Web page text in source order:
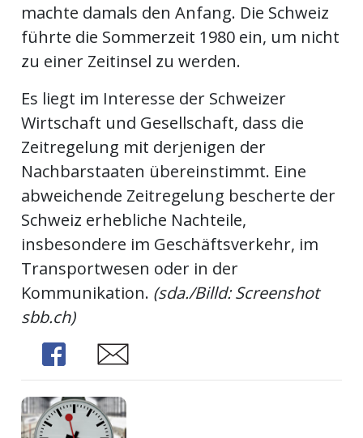
machte damals den Anfang. Die Schweiz
führte die Sommerzeit 1980 ein, um nicht
zu einer Zeitinsel zu werden.
Es liegt im Interesse der Schweizer
Wirtschaft und Gesellschaft, dass die
Zeitregelung mit derjenigen der
Nachbarstaaten übereinstimmt. Eine
abweichende Zeitregelung bescherte der
Schweiz erhebliche Nachteile,
insbesondere im Geschäftsverkehr, im
Transportwesen oder in der
Kommunikation. (sda./Billd: Screenshot
sbb.ch)
Share
Share